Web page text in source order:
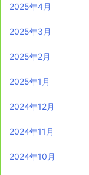
2025年4月
2025年3月
2025年2月
2025年1月
2024年12月
2024年11月
2024年10月